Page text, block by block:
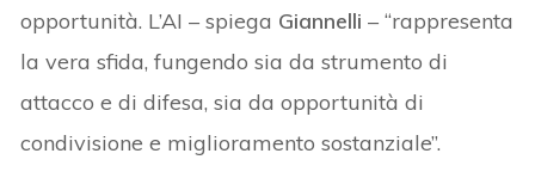
opportunità. L’AI – spiega Giannelli – “rappresenta
la vera sfida, fungendo sia da strumento di
attacco e di difesa, sia da opportunità di
condivisione e miglioramento sostanziale”.